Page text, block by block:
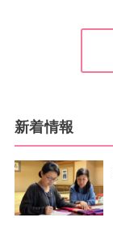
新着情報